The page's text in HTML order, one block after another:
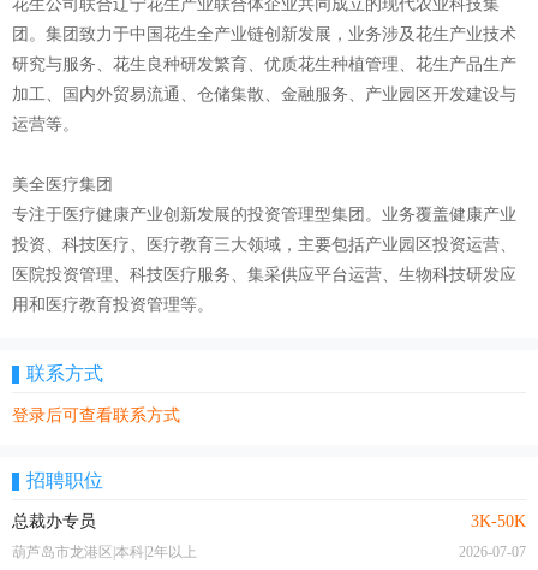
花生公司联合辽宁花生产业联合体企业共同成立的现代农业科技集
团。集团致力于中国花生全产业链创新发展，业务涉及花生产业技术
研究与服务、花生良种研发繁育、优质花生种植管理、花生产品生产
加工、国内外贸易流通、仓储集散、金融服务、产业园区开发建设与
运营等。
美全医疗集团
专注于医疗健康产业创新发展的投资管理型集团。业务覆盖健康产业
投资、科技医疗、医疗教育三大领域，主要包括产业园区投资运营、
医院投资管理、科技医疗服务、集采供应平台运营、生物科技研发应
用和医疗教育投资管理等。
联系方式
登录后可查看联系方式
招聘职位
总裁办专员 3K-50K
葫芦岛市龙港区|本科|2年以上 2026-07-07